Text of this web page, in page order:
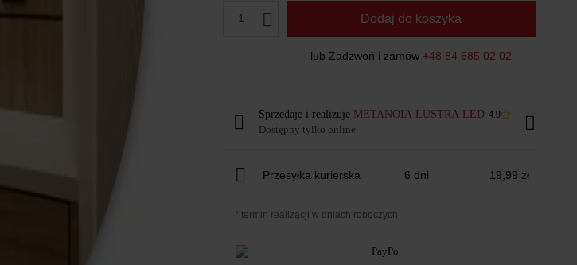
1 Dodaj do koszyka
lub Zadzwoń i zamów +48 84 685 02 02
Sprzedaje i realizuje METANOIA LUSTRA LED 4.9
Dostępny tylko online
Przesyłka kurierska 6 dni 19,99 zł
* termin realizacji w dniach roboczych